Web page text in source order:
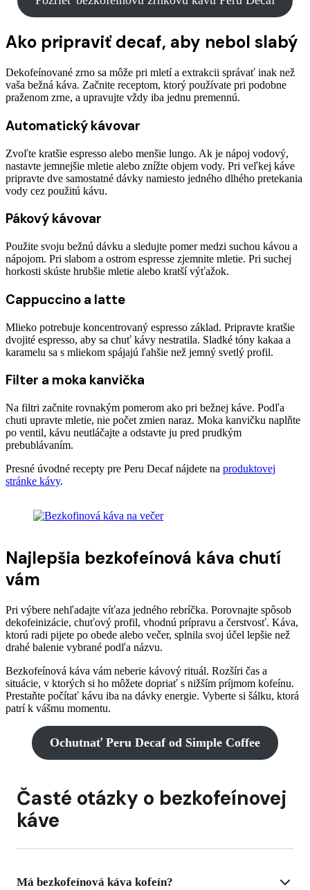
Ako pripraviť decaf, aby nebol slabý
Dekofeínované zrno sa môže pri mletí a extrakcii správať inak než
vaša bežná káva. Začnite receptom, ktorý používate pri podobne
praženom zrne, a upravujte vždy iba jednu premennú.
Automatický kávovar
Zvoľte kratšie espresso alebo menšie lungo. Ak je nápoj vodový,
nastavte jemnejšie mletie alebo znížte objem vody. Pri veľkej káve
pripravte dve samostatné dávky namiesto jedného dlhého pretekania
vody cez použitú kávu.
Pákový kávovar
Použite svoju bežnú dávku a sledujte pomer medzi suchou kávou a
nápojom. Pri slabom a ostrom espresse zjemnite mletie. Pri suchej
horkosti skúste hrubšie mletie alebo kratší výťažok.
Cappuccino a latte
Mlieko potrebuje koncentrovaný espresso základ. Pripravte kratšie
dvojité espresso, aby sa chuť kávy nestratila. Sladké tóny kakaa a
karamelu sa s mliekom spájajú ľahšie než jemný svetlý profil.
Filter a moka kanvička
Na filtri začnite rovnakým pomerom ako pri bežnej káve. Podľa
chuti upravte mletie, nie počet zmien naraz. Moka kanvičku naplňte
po ventil, kávu neutláčajte a odstavte ju pred prudkým
prebublávaním.
Presné úvodné recepty pre Peru Decaf nájdete na produktovej
stránke kávy.
Najlepšia bezkofeínová káva chutí
vám
Pri výbere nehľadajte víťaza jedného rebríčka. Porovnajte spôsob
dekofeinizácie, chuťový profil, vhodnú prípravu a čerstvosť. Káva,
ktorú radi pijete po obede alebo večer, splnila svoj účel lepšie než
drahé balenie vybrané podľa názvu.
Bezkofeínová káva vám neberie kávový rituál. Rozšíri čas a
situácie, v ktorých si ho môžete dopriať s nižším príjmom kofeínu.
Prestaňte počítať kávu iba na dávky energie. Vyberte si šálku, ktorá
patrí k vášmu momentu.
Ochutnať Peru Decaf od Simple Coffee
Časté otázky o bezkofeínovej
káve
Má bezkofeínová káva kofeín?